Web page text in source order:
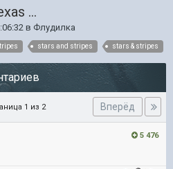
...
в Флудилка
stars and stripes stars & stripes
Вперёд
1 из 2
5 476